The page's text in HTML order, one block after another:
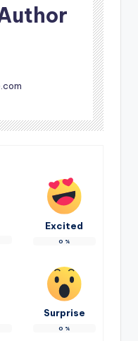
Excited
0 %
Surprise
0 %